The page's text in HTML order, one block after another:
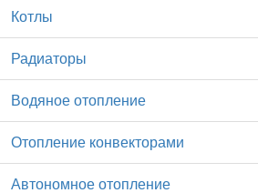
Котлы
Радиаторы
Водяное отопление
Отопление конвекторами
Автономное отопление